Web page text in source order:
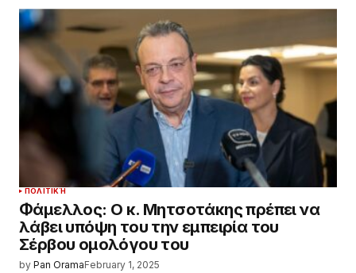
ΠΟΛΙΤΙΚΉ
Φάμελλος: Ο κ. Μητσοτάκης πρέπει να
λάβει υπόψη του την εμπειρία του
Σέρβου ομολόγου του
by Pan OramaFebruary 1, 2025